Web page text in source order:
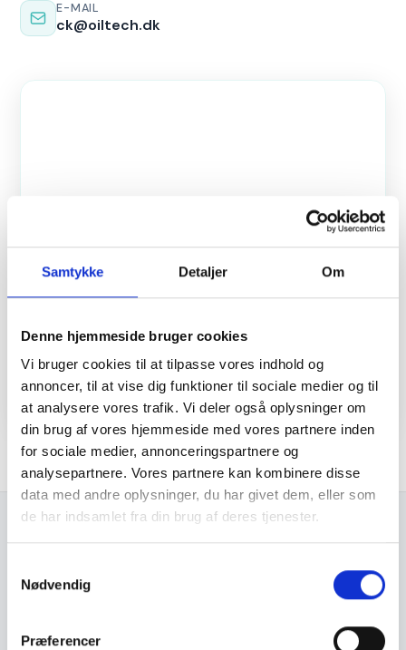
Samtykke Detaljer Om
Denne hjemmeside bruger cookies
Vi bruger cookies til at tilpasse vores indhold og
annoncer, til at vise dig funktioner til sociale medier og til
at analysere vores trafik. Vi deler også oplysninger om
din brug af vores hjemmeside med vores partnere inden
for sociale medier, annonceringspartnere og
analysepartnere. Vores partnere kan kombinere disse
data med andre oplysninger, du har givet dem, eller som
de har indsamlet fra din brug af deres tjenester.
Nødvendig
Præferencer
E-MAIL
ck@oiltech.dk
Find kontaktoplysninger på vores medarbejdere her.